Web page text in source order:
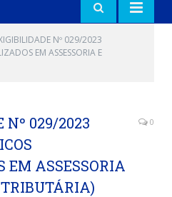
Nº 029/2023
EM ASSESSORIA E
Nº 029/2023
EM ASSESSORIA
0